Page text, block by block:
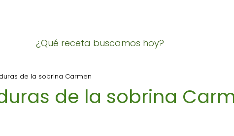
¿Qué receta buscamos hoy?
de la sobrina Carmen
de la sobrina